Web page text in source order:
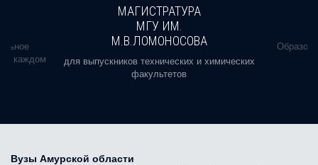
в каждом
МАГИСТРАТУРА
МГУ ИМ.
М.В.ЛОМОНОСОВА
для выпускников технических и химических
факультетов
Вузы Амурской области